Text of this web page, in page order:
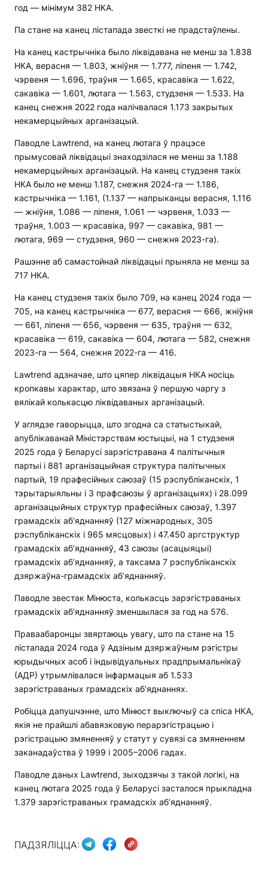
год — мінімум 382 НКА.
Па стане на канец лістапада звесткі не прадстаўлены.
На канец кастрычніка было ліквідавана не менш за 1.838
НКА, верасня — 1.803, жніўня — 1.777, ліпеня — 1.742,
чэрвеня — 1.696, траўня — 1.665, красавіка — 1.622,
сакавіка — 1.601, лютага — 1.563, студзеня — 1.533. На
канец снежня 2022 года налічвалася 1.173 закрытых
некамерцыйных арганізацый.
Паводле Lawtrend, на канец лютага ў працэсе
прымусовай ліквідацыі знаходзілася не менш за 1.188
некамерцыйных арганізацый. На канец студзеня такіх
НКА было не менш 1.187, снежня 2024-га — 1.186,
кастрычніка — 1.161, (1.137 — напрыканцы верасня, 1.116
— жніўня, 1.086 — ліпеня, 1.061 — чэрвеня, 1.033 —
траўня, 1.003 — красавіка, 997 — сакавіка, 981 —
лютага, 969 — студзеня, 960 — снежня 2023-га).
Рашэнне аб самастойнай ліквідацыі прыняла не менш за
717 НКА.
На канец студзеня такіх было 709, на канец 2024 года —
705, на канец кастрычніка — 677, верасня — 666, жніўня
— 661, ліпеня — 656, чэрвеня — 635, траўня — 632,
красавіка — 619, сакавіка — 604, лютага — 582, снежня
2023-га — 564, снежня 2022-га — 416.
Lawtrend адзначае, што цяпер ліквідацыя НКА носіць
кропкавы характар, што звязана ў першую чаргу з
вялікай колькасцю ліквідаваных арганізацый.
У аглядзе гаворыцца, што згодна са статыстыкай,
апублікаванай Міністэрствам юстыцыі, на 1 студзеня
2025 года ў Беларусі зарэгістравана 4 палітычныя
партыі і 881 арганізацыйная структура палітычных
партый, 19 прафесійных саюзаў (15 рэспубліканскіх, 1
тэрытарыяльны і 3 прафсаюзы ў арганізацыях) і 28.099
арганізацыйных структур прафесійных саюзаў, 1.397
грамадскіх аб’яднанняў (127 міжнародных, 305
рэспубліканскіх і 965 мясцовых) і 47.450 аргструктур
грамадскіх аб’яднанняў, 43 саюзы (асацыяцыі)
грамадскіх аб’яднанняў, а таксама 7 рэспубліканскіх
дзяржаўна-грамадскіх аб’яднанняў.
Паводле звестак Мінюста, колькасць зарэгістраваных
грамадскіх аб’яднанняў зменшылася за год на 576.
Праваабаронцы звяртаюць увагу, што па стане на 15
лістапада 2024 года ў Адзіным дзяржаўным рэгістры
юрыдычных асоб і індывідуальных прадпрымальнікаў
(АДР) утрымлівалася інфармацыя аб 1.533
зарэгістраваных грамадскіх аб’яднаннях.
Робіцца дапушчэнне, што Мінюст выключыў са спіса НКА,
якія не прайшлі абавязковую перарэгістрацыю і
рэгістрацыю змяненняў у статут у сувязі са змяненнем
заканадаўства ў 1999 і 2005–2006 гадах.
Паводле даных Lawtrend, зыходзячы з такой логікі, на
канец лютага 2025 года ў Беларусі засталося прыкладна
1.379 зарэгістраваных грамадскіх аб’яднанняў.
ПАДЗЯЛІЦЦА: